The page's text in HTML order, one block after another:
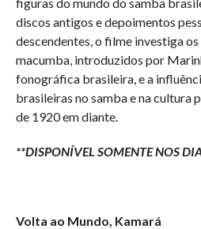
discos antigos e depoimentos
descendentes, o filme investiga
macumba, introduzidos por
fonográfica brasileira, e a
brasileiras no samba e na cultura
de 1920 em diante.
**DISPONÍVEL SOMENTE NOS
Volta ao Mundo, Kamará